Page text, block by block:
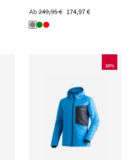
Ab249,95 € 174,97 €
30%